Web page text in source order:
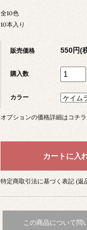
全10色
10本入り
販売価格 550円(
購入数
カラー
オプションの価格詳細はコチラ
特定商取引法に基づく表記 (返
この商品について問